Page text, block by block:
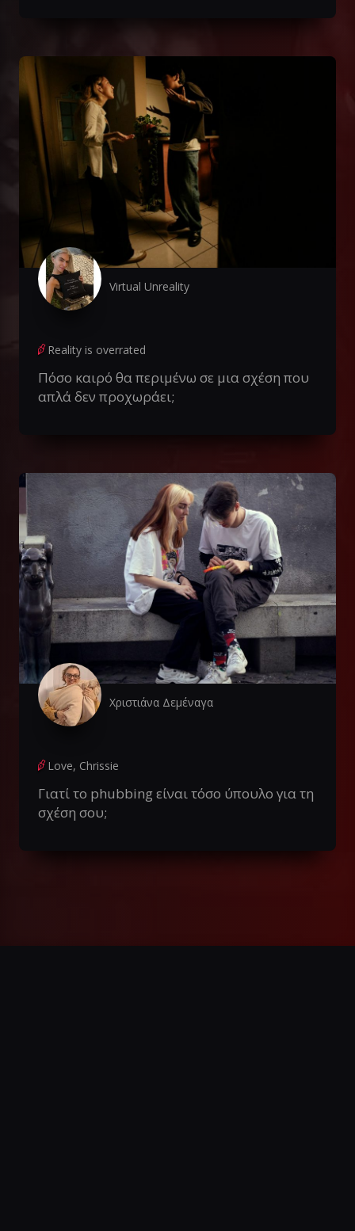
Virtual Unreality
Reality is overrated
Πόσο καιρό θα περιμένω σε μια σχέση που
απλά δεν προχωράει;
Χριστιάνα Δεμέναγα
Love, Chrissie
Γιατί το phubbing είναι τόσο ύπουλο για τη
σχέση σου;